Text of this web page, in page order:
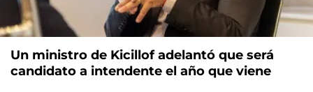
Un ministro de Kicillof adelantó que será
candidato a intendente el año que viene